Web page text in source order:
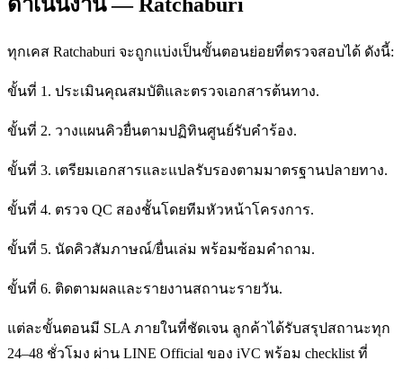
ทุกเคส Ratchaburi จะถูกแบ่งเป็นขั้นตอนย่อยที่ตรวจสอบได้ ดังนี้:
ขั้นที่ 1. ประเมินคุณสมบัติและตรวจเอกสารต้นทาง.
ขั้นที่ 2. วางแผนคิวยื่นตามปฏิทินศูนย์รับคำร้อง.
ขั้นที่ 3. เตรียมเอกสารและแปลรับรองตามมาตรฐานปลายทาง.
ขั้นที่ 4. ตรวจ QC สองชั้นโดยทีมหัวหน้าโครงการ.
ขั้นที่ 5. นัดคิวสัมภาษณ์/ยื่นเล่ม พร้อมซ้อมคำถาม.
ขั้นที่ 6. ติดตามผลและรายงานสถานะรายวัน.
แต่ละขั้นตอนมี SLA ภายในที่ชัดเจน ลูกค้าได้รับสรุปสถานะทุก
24–48 ชั่วโมง ผ่าน LINE Official ของ iVC พร้อม checklist ที่